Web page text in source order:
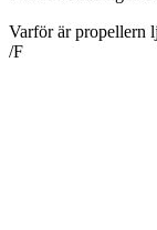
Varför är propellern
/F